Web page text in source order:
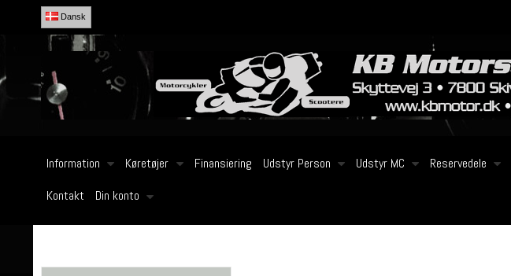
Dansk
Information Køretøjer Finansiering Udstyr Person Udstyr MC Reservedele
Kontakt
Din konto